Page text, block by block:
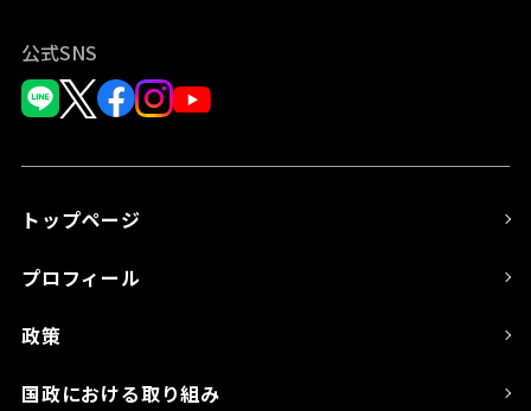
公式SNS
トップページ
プロフィール
政策
国政における取り組み